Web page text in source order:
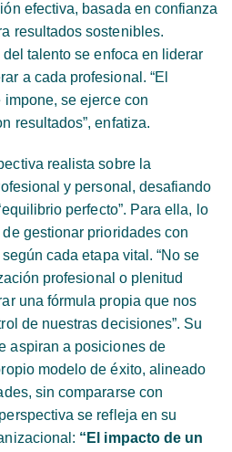
efectiva, basada en confianza
resultados sostenibles.
talento se enfoca en liderar
a cada profesional. “El
impone, se ejerce con
resultados”, enfatiza.
realista sobre la
y personal, desafiando
perfecto”. Para ella, lo
gestionar prioridades con
cada etapa vital. “No se
profesional o plenitud
una fórmula propia que nos
de nuestras decisiones”. Su
aspiran a posiciones de
modelo de éxito, alineado
sin compararse con
se refleja en su
“El impacto de un